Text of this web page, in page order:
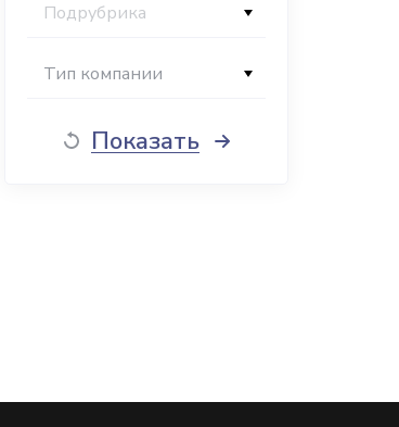
Подрубрика
Тип компании
Показать